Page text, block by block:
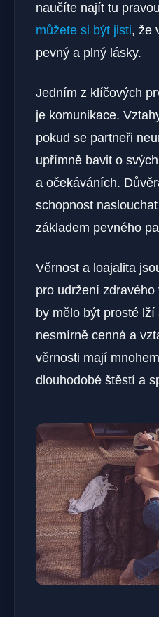
naučíte najít tu
můžete si být jisti, že
pevný a plný lásky.
Jedním z klíčových
je komunikace.
pokud se partneři
upřímně bavit o
a očekáváních.
schopnost
základem pevného
Věrnost a loajalita
pro udržení
by mělo být prosté
nesmírně cenná a
věrnosti mají
dlouhodobé štěstí a